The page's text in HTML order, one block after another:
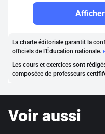
La charte éditoriale garantit la
officiels de l'Éducation nationale.
Les cours et exercices sont
composéee de professeurs
Voir aussi